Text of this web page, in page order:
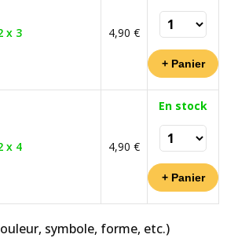
x 3 4,90 €
x 4 4,90 €
En stock
symbole, forme, etc.)